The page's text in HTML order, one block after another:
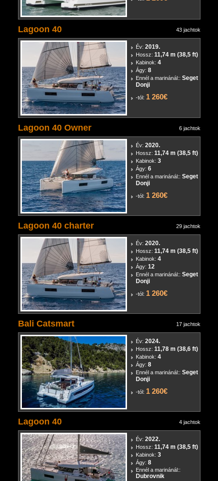
Lagoon 40 43 jachtok
Év: 2019.
Hossz: 11,74 m (38,5 ft)
Kabinok: 4
Ágy: 8
Ennél a marinánál:: Seget
Donji
-tól: 1 260€
Lagoon 40 Owner 6 jachtok
Év: 2020.
Hossz: 11,74 m (38,5 ft)
Kabinok: 3
Ágy: 6
Ennél a marinánál:: Seget
Donji
-tól: 1 260€
Lagoon 40 charter 29 jachtok
Év: 2020.
Hossz: 11,74 m (38,5 ft)
Kabinok: 4
Ágy: 12
Ennél a marinánál:: Seget
Donji
-tól: 1 260€
Bali Catsmart 17 jachtok
Év: 2024.
Hossz: 11,78 m (38,6 ft)
Kabinok: 4
Ágy: 8
Ennél a marinánál:: Seget
Donji
-tól: 1 260€
Lagoon 40 4 jachtok
Év: 2022.
Hossz: 11,74 m (38,5 ft)
Kabinok: 3
Ágy: 8
Ennél a marinánál::
Dubrovnik